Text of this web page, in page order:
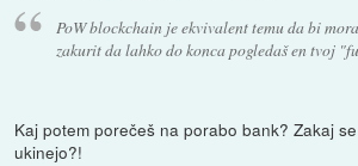
PoW blockchain je ekvivalent temu da bi
zakurit da lahko do konca pogledaš en tvoj
Kaj potem porečeš na porabo bank? Zakaj
ukinejo?!